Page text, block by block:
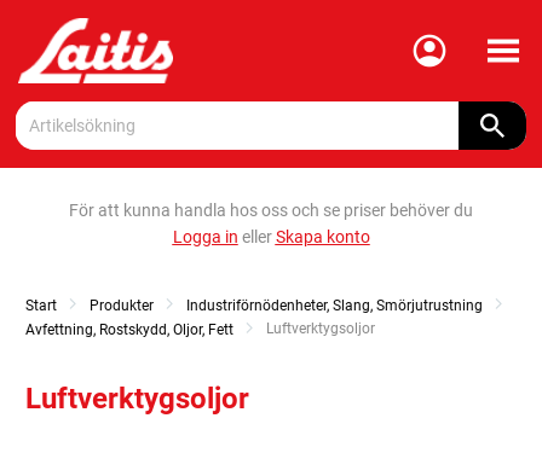
Meny
För att kunna handla hos oss och se priser behöver du
Logga in ellerSkapa konto
Start Produkter
Industriförnödenheter, Slang, Smörjutrustning
Avfettning, Rostskydd, Oljor, Fett
Current:
Luftverktygsoljor
Luftverktygsoljor